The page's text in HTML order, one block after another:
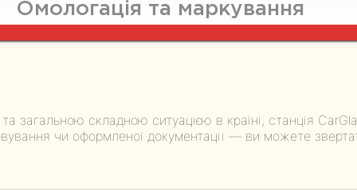
Омологація та маркування
загальною складною ситуацією в країні, станція
чи оформленої документації — ви можете